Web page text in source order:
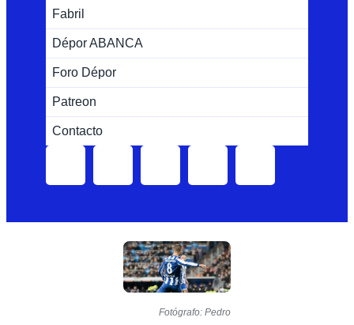
Fabril
Dépor ABANCA
Foro Dépor
Patreon
Contacto
Fotógrafo: Pedro